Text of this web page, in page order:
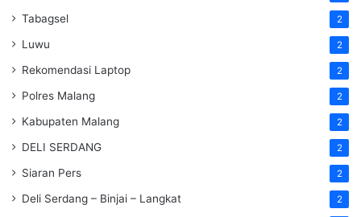
Tabagsel 2
Luwu 2
Rekomendasi Laptop 2
Polres Malang 2
Kabupaten Malang 2
DELI SERDANG 2
Siaran Pers 2
Deli Serdang – Binjai – Langkat 2